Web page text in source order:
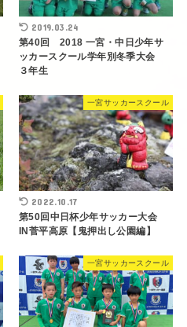
2019.03.24
第40回 2018 一宮・中日少年サ
ッカースクール学年別冬季大会
３年生
一宮サッカースクール
2022.10.17
第50回中日杯少年サッカー大会
IN菅平高原【鬼押出し公園編】
一宮サッカースクール